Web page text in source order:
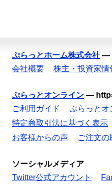
ぷらっとホーム株式会社 —
会社概要
株主・投資家情
ぷらっとオンライン —
ご利用ガイド
ぷらっとオ
特定商取引法に基づく表示
お客様からの声
ご注文の
ソーシャルメディア
Twitter公式アカウント